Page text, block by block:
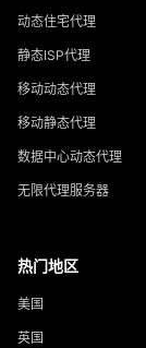
动态住宅代理
静态ISP代理
移动动态代理
移动静态代理
数据中心动态代理
无限代理服务器
热门地区
美国
英国